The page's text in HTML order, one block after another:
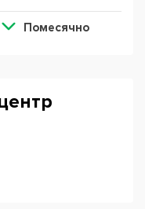
Помесячно